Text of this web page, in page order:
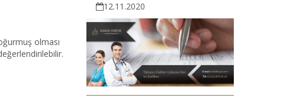
olması
12.11.2020